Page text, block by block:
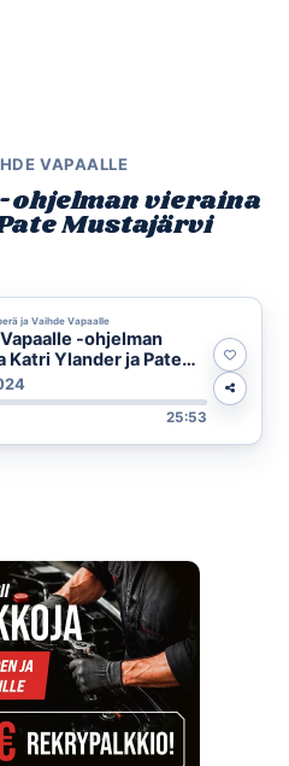
VAPAALLE
ohjelman vieraina
Mustajärvi
ja Vaihde Vapaalle
-ohjelman
Katri Ylander ja Pate
25:53